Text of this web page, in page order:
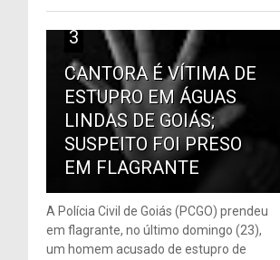
3
CANTORA É VÍTIMA DE
ESTUPRO EM ÁGUAS
LINDAS DE GOIÁS;
SUSPEITO FOI PRESO
EM FLAGRANTE
A Polícia Civil de Goiás (PCGO) prendeu
em flagrante, no último domingo (23),
um homem acusado de estupro de